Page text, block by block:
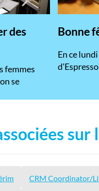
des
femmes
se
Bonne
En ce
sur
CRM Coordinator/